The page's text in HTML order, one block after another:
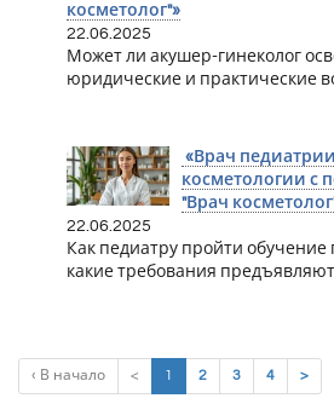
косметолог"»
22.06.2025
Может ли акушер-гинеколог
юридические и практические
«Врач
косметологии с
"Врач
22.06.2025
Как педиатру пройти обучение
какие требования
‹ В начало < 1 (current)
2 3 4 >